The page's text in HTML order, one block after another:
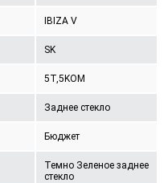
IBIZA V
SK
5T,5KOM
Заднее стекло
Бюджет
Темно Зеленое заднее
стекло